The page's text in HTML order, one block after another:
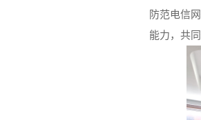
防范电信
能力，共